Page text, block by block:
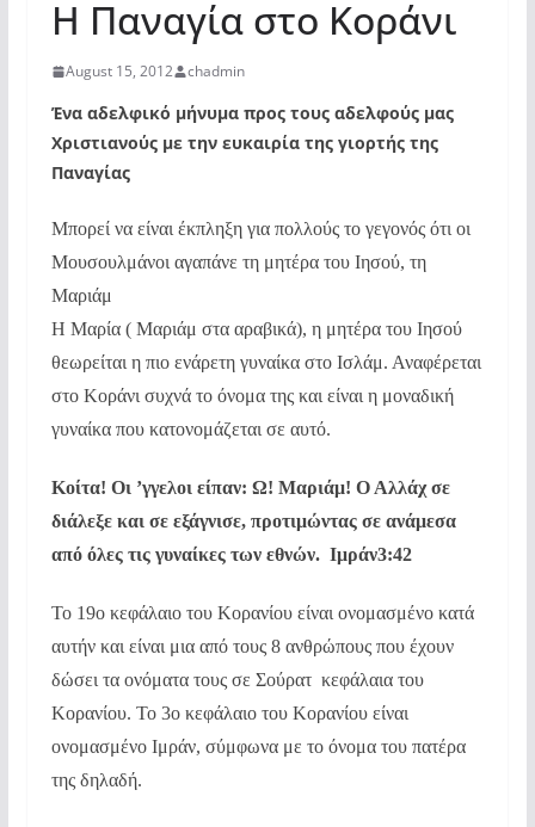
Η Παναγία στο Κοράνι
August 15, 2012 chadmin
Ένα αδελφικό μήνυμα προς τους αδελφούς μας
Χριστιανούς με την ευκαιρία της γιορτής της
Παναγίας
Μπορεί να είναι έκπληξη για πολλούς το γεγονός ότι οι
Μουσουλμάνοι αγαπάνε τη μητέρα του Ιησού, τη
Μαριάμ
Η Μαρία ( Μαριάμ στα αραβικά), η μητέρα του Ιησού
θεωρείται η πιο ενάρετη γυναίκα στο Ισλάμ. Αναφέρεται
στο Κοράνι συχνά το όνομα της και είναι η μοναδική
γυναίκα που κατονομάζεται σε αυτό.
Κοίτα! Οι ’γγελοι είπαν: Ω! Μαριάμ! Ο Αλλάχ σε
διάλεξε και σε εξάγνισε, προτιμώντας σε ανάμεσα
από όλες τις γυναίκες των εθνών. Ιμράν3:42
Το 19ο κεφάλαιο του Κορανίου είναι ονομασμένο κατά
αυτήν και είναι μια από τους 8 ανθρώπους που έχουν
δώσει τα ονόματα τους σε Σούρατ  κεφάλαια του
Κορανίου. Το 3ο κεφάλαιο του Κορανίου είναι
ονομασμένο Ιμράν, σύμφωνα με το όνομα του πατέρα
της δηλαδή.